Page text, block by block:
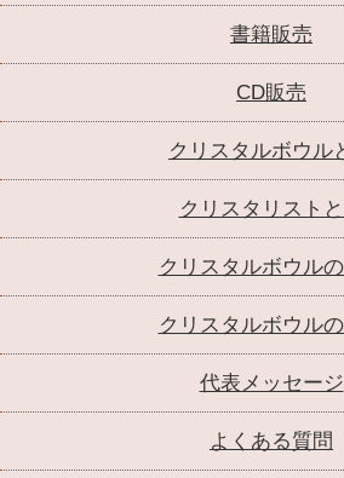
書籍販売
CD販売
クリスタルボウル
クリスタリスト
クリスタルボウル
クリスタルボウル
代表メッセージ
よくある質問